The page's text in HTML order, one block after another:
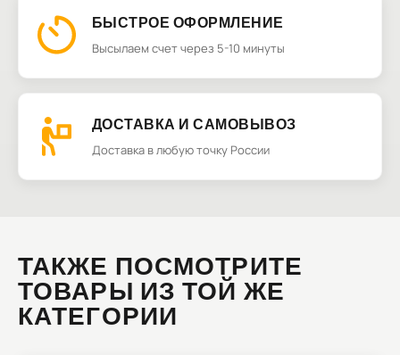
БЫСТРОЕ ОФОРМЛЕНИЕ
Высылаем счет через 5-10 минуты
ДОСТАВКА И САМОВЫВОЗ
Доставка в любую точку России
ТАКЖЕ ПОСМОТРИТЕ
ТОВАРЫ ИЗ ТОЙ ЖЕ
КАТЕГОРИИ